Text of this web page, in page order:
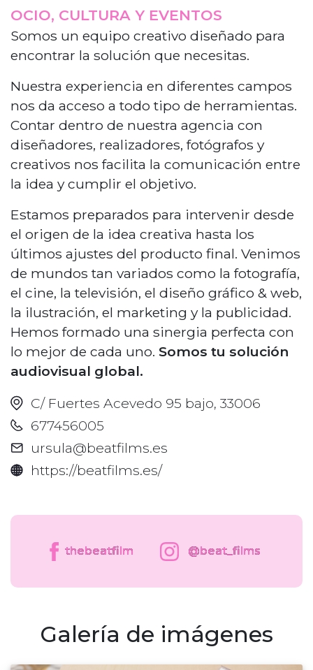
OCIO, CULTURA Y EVENTOS
Somos un equipo creativo diseñado para
encontrar la solución que necesitas.
Nuestra experiencia en diferentes campos
nos da acceso a todo tipo de herramientas.
Contar dentro de nuestra agencia con
diseñadores, realizadores, fotógrafos y
creativos nos facilita la comunicación entre
la idea y cumplir el objetivo.
Estamos preparados para intervenir desde
el origen de la idea creativa hasta los
últimos ajustes del producto final. Venimos
de mundos tan variados como la fotografía,
el cine, la televisión, el diseño gráfico & web,
la ilustración, el marketing y la publicidad.
Hemos formado una sinergia perfecta con
lo mejor de cada uno. Somos tu solución
audiovisual global.
C/ Fuertes Acevedo 95 bajo, 33006
677456005
ursula@beatfilms.es
https://beatfilms.es/
thebeatfilm @beat_films
Galería de imágenes